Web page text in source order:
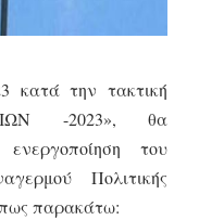
κατά την τακτική
-2023», θα
ενεργοποίηση του
Πολιτικής
παρακάτω: